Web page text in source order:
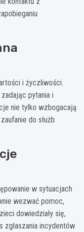
i życzliwości.
pytania i
nie tylko wzbogacają
do służb
w sytuacjach
wezwać pomoc,
dowiedziały się,
incydentów